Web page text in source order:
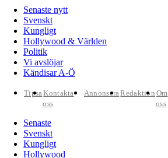
Senaste nytt
Svenskt
Kungligt
Hollywood & Världen
Politik
Vi avslöjar
Kändisar A-Ö
TipsaKontakta
oss
AnnonseraRedaktion Om
oss
Senaste
Svenskt
Kungligt
Hollywood